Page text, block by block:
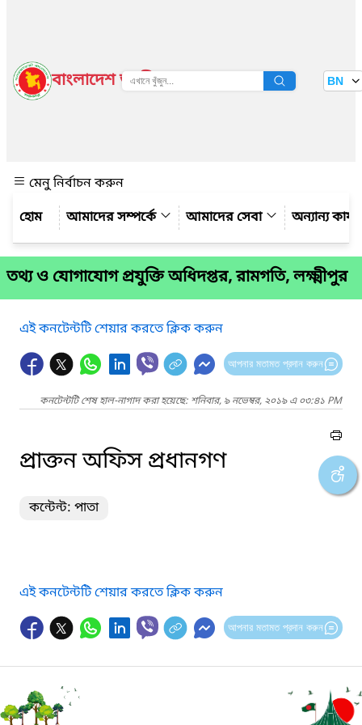
বাংলাদেশ জাতীয় তথ্য বাতায়ন BN
মেনু নির্বাচন করুন
আমাদের সম্পর্কে
আমাদের সেবা অন্যান্য
তথ্য ও যোগাযোগ প্রযুক্তি অধিদপ্তর, রামগতি, লক্ষ্মীপুর
এই কনটেন্টটি শেয়ার করতে ক্লিক করুন
আপনার মতামত প্রদান করুন
কনটেন্টটি শেষ হাল-নাগাদ করা হয়েছে: শনিবার, ৯ নভেম্বর, ২০১৯ এ ০৩:৪১ PM
প্রাক্তন অফিস প্রধানগণ
কন্টেন্ট: পাতা
এই কনটেন্টটি শেয়ার করতে ক্লিক করুন
আপনার মতামত প্রদান করুন